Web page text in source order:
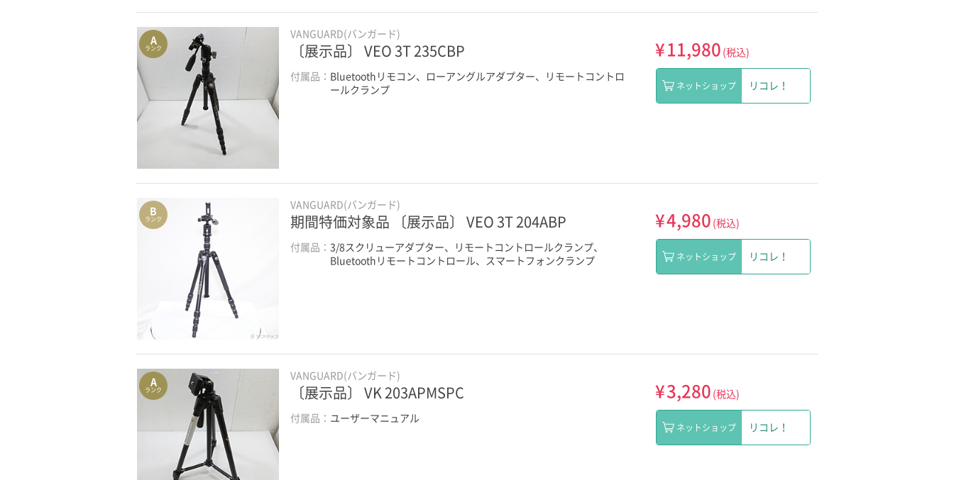
A
ランク
VANGUARD(バンガード)
〔展示品〕 VEO 3T 235CBP
付属品： Bluetoothリモコン、ローアングルアダプター、リモートコントロ
ールクランプ
¥11,980 (税込)
ネットショップ リコレ！
B
ランク
VANGUARD(バンガード)
期間特価対象品 〔展示品〕 VEO 3T 204ABP
付属品： 3/8スクリューアダプター、リモートコントロールクランプ、
Bluetoothリモートコントロール、スマートフォンクランプ
¥4,980 (税込)
ネットショップ リコレ！
A
ランク
VANGUARD(バンガード)
〔展示品〕 VK 203APMSPC
付属品： ユーザーマニュアル
¥3,280 (税込)
ネットショップ リコレ！